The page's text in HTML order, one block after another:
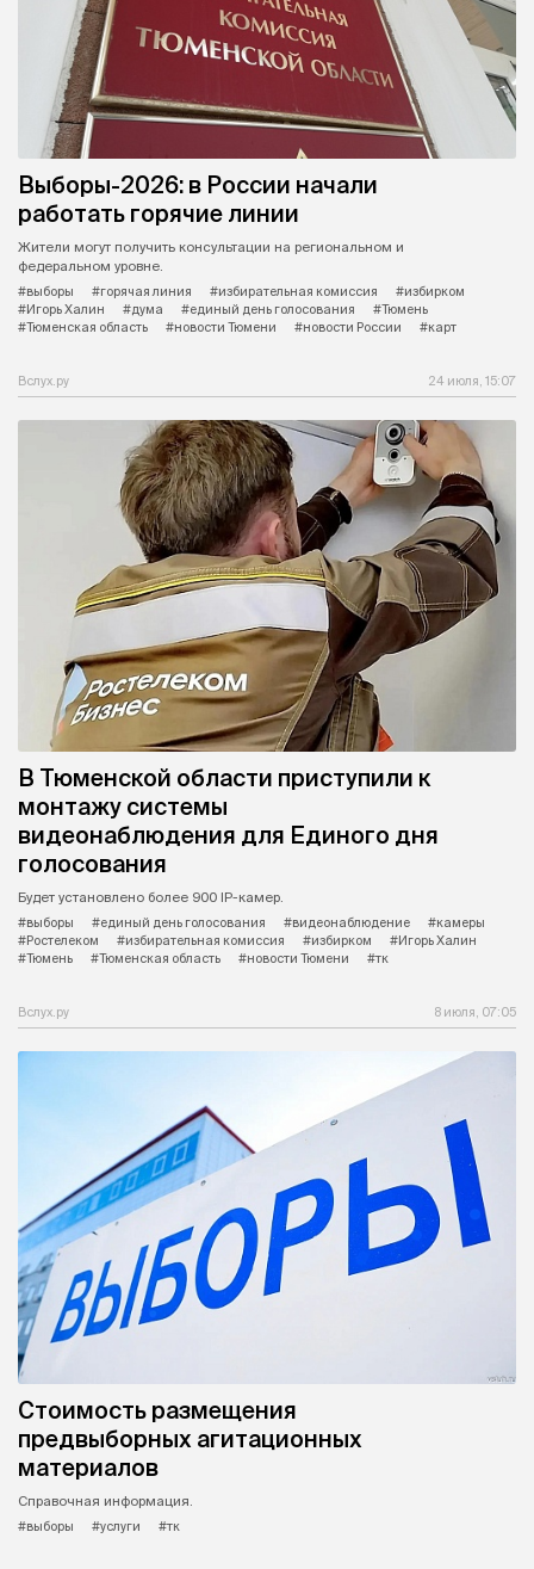
Выборы-2026: в России начали
работать горячие линии
Жители могут получить консультации на региональном и
федеральном уровне.
#выборы
#горячая линия #избирательная комиссия
#избирком
#Игорь Халин
#дума #единый день голосования
#Тюмень
#Тюменская область
#новости Тюмени #новости России #карт
Вслух.ру 24 июля, 15:07
В Тюменской области приступили к
монтажу системы
видеонаблюдения для Единого дня
голосования
Будет установлено более 900 IP-камер.
#выборы
#единый день голосования #видеонаблюдение
#камеры
#Ростелеком
#избирательная комиссия #избирком
#Игорь Халин
#Тюмень
#Тюменская область #новости Тюмени #тк
Вслух.ру 8 июля, 07:05
Стоимость размещения
предвыборных агитационных
материалов
Справочная информация.
#выборы
#услуги #тк